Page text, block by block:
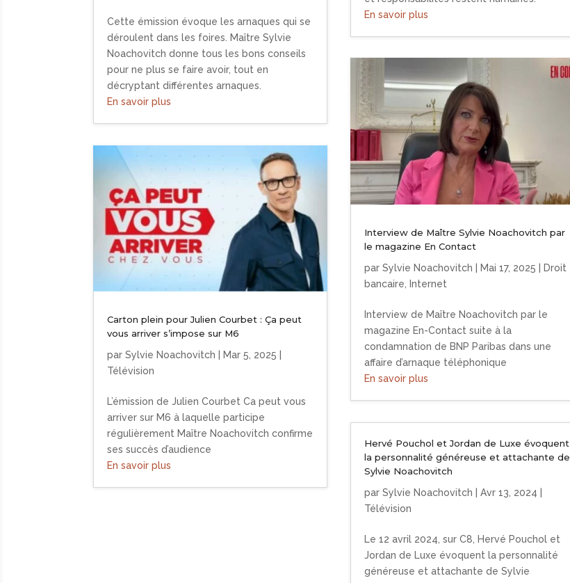
Cette émission évoque les arnaques qui se
déroulent dans les foires. Maître Sylvie
Noachovitch donne tous les bons conseils
pour ne plus se faire avoir, tout en
décryptant différentes arnaques.
En savoir plus
Carton plein pour Julien Courbet : Ça peut
vous arriver s’impose sur M6
parSylvie Noachovitch Mar 5, 2025
Télévision
L’émission de Julien Courbet Ca peut vous
arriver sur M6 à laquelle participe
régulièrement Maître Noachovitch confirme
ses succès d’audience
En savoir plus
En savoir plus
Interview de Maître Sylvie Noachovitch par
le magazine En Contact
par Sylvie Noachovitch Mai 17, 2025
Droit
bancaire
Internet
Interview de Maître Noachovitch par le
magazine En-Contact suite à la
condamnation de BNP Paribas dans une
affaire d’arnaque téléphonique
En savoir plus
Hervé Pouchol et Jordan de Luxe évoquent
la personnalité généreuse et attachante de
Sylvie Noachovitch
par Sylvie Noachovitch Avr 13, 2024
Télévision
Le 12 avril 2024, sur C8, Hervé Pouchol et
Jordan de Luxe évoquent la personnalité
généreuse et attachante de Sylvie